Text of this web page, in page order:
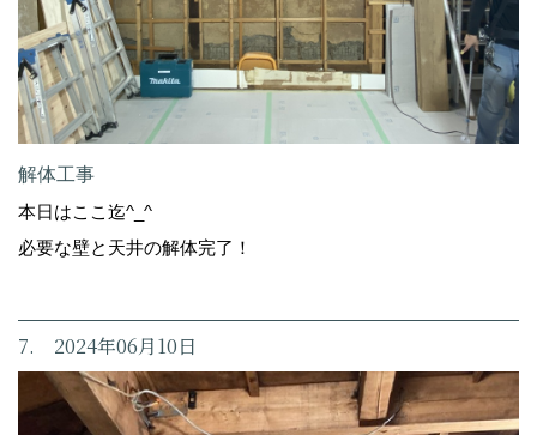
解体工事
本日はここ迄^_^
必要な壁と天井の解体完了！
7. 2024年06月10日